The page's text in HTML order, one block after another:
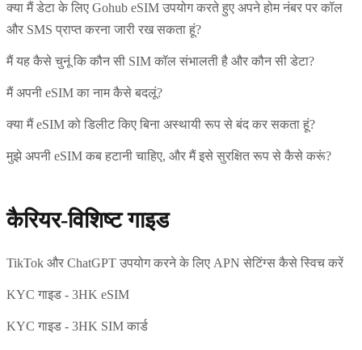
क्या मैं डेटा के लिए Gohub eSIM उपयोग करते हुए अपने होम नंबर पर कॉल
और SMS प्राप्त करना जारी रख सकता हूं?
मैं यह कैसे चुनूं कि कौन सी SIM कॉल संभालती है और कौन सी डेटा?
मैं अपनी eSIM का नाम कैसे बदलूं?
क्या मैं eSIM को डिलीट किए बिना अस्थायी रूप से बंद कर सकता हूं?
मुझे अपनी eSIM कब हटानी चाहिए, और मैं इसे सुरक्षित रूप से कैसे करूं?
कैरियर-विशिष्ट गाइड
TikTok और ChatGPT उपयोग करने के लिए APN सेटिंग्स कैसे स्विच करें
KYC गाइड - 3HK eSIM
KYC गाइड - 3HK SIM कार्ड